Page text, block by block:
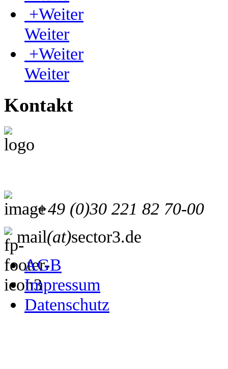
+Weiter
Weiter
+Weiter
Weiter
Kontakt
+49 (0)30 221 82 70-00
mail(at)sector3.de
AGB
Impressum
Datenschutz